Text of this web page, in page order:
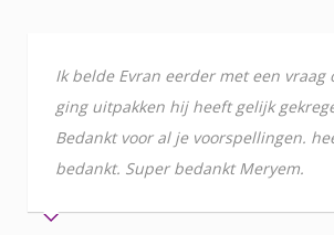
Ik belde Evran eerder met een vraag
ging uitpakken hij heeft gelijk
Bedankt voor al je voorspellingen.
bedankt. Super bedankt Meryem.